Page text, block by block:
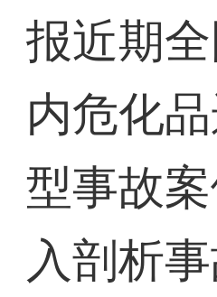
报近期
内危化
型事故
入剖析